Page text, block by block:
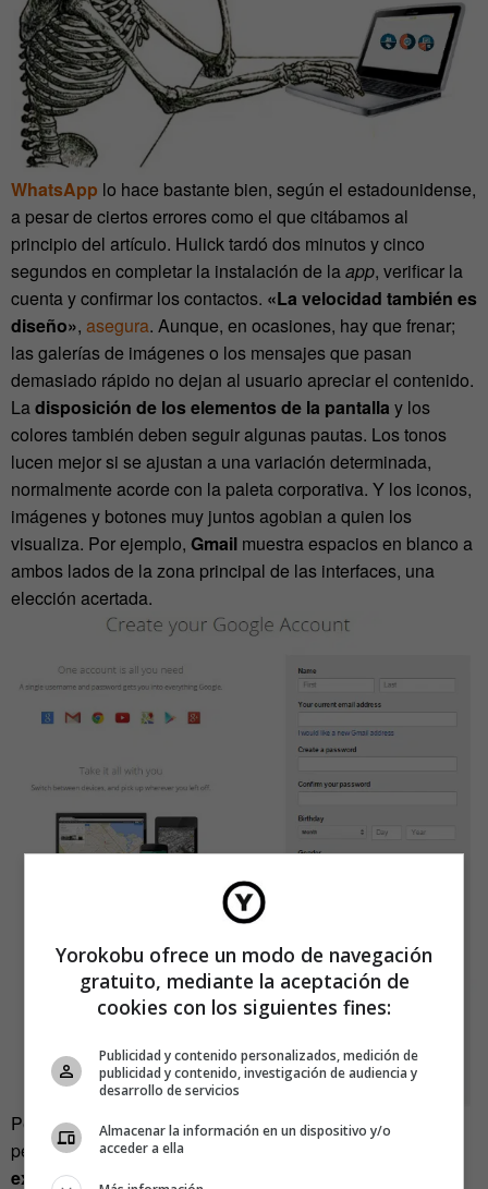
WhatsApp lo hace bastante bien, según el estadounidense,
a pesar de ciertos errores como el que citábamos al
principio del artículo. Hulick tardó dos minutos y cinco
segundos en completar la instalación de laapp, verificar la
cuenta y confirmar los contactos. «La velocidad también es
diseño», asegura. Aunque, en ocasiones, hay que frenar;
las galerías de imágenes o los mensajes que pasan
demasiado rápido no dejan al usuario apreciar el contenido.
Ladisposición de los elementos de la pantalla y los
colores también deben seguir algunas pautas. Los tonos
lucen mejor si se ajustan a una variación determinada,
normalmente acorde con la paleta corporativa. Y los iconos,
imágenes y botones muy juntos agobian a quien los
visualiza. Por ejemplo, Gmail muestra espacios en blanco a
ambos lados de la zona principal de las interfaces, una
elección acertada.
Pero el correo de Google tiene puntos débiles, como el
pesado proceso de registro. Los
extensos o con demasiados campos a rellenar
Yorokobu ofrece un modo de navegación
gratuito, mediante la aceptación de
cookies con los siguientes fines:
Publicidad y contenido personalizados, medición de
publicidad y contenido, investigación de audiencia y
desarrollo de servicios
Almacenar la información en un dispositivo y/o
acceder a ella